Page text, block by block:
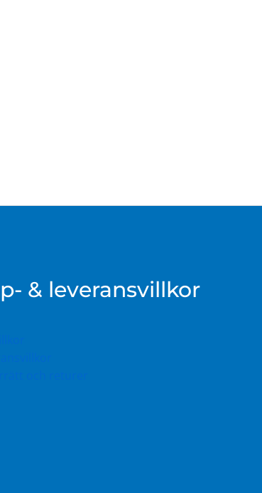
& leveransvillkor